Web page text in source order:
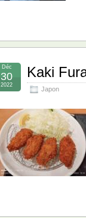
Kaki
Japon
Déc
30
2022